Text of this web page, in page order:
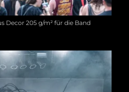
Decor 205 g/m² für die Band